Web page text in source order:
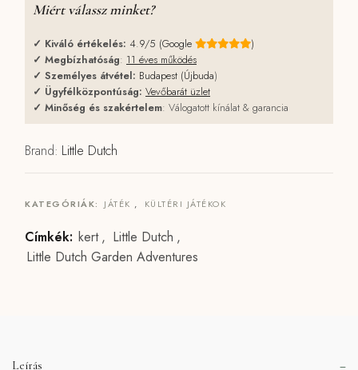
Miért válassz minket?
✓ Kiváló értékelés: 4.9/5 (Google
)
✓ Megbízhatóság: 11 éves működés
✓ Személyes átvétel: Budapest (Újbuda)
✓ Ügyfélközpontúság: Vevőbarát üzlet
✓ Minőség és szakértelem: Válogatott kínálat & garancia
Brand: Little Dutch
KATEGÓRIÁK: JÁTÉK , KÜLTÉRI JÁTÉKOK
Címkék: kert , Little Dutch ,
Little Dutch Garden Adventures
Leírás